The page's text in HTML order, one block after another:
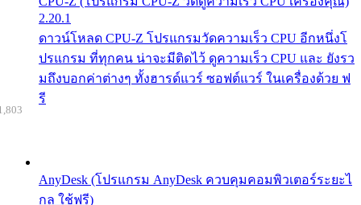
2.20.1
ดาวน์โหลด CPU-Z โปรแกรมวัดความเร็ว CPU อีกหนึ่งโ
ปรแกรม ที่ทุกคน น่าจะมีติดไว้ ดูความเร็ว CPU และ ยังรว
มถึงบอกค่าต่างๆ ทั้งฮารด์แวร์ ซอฟต์แวร์ ในเครื่องด้วย ฟ
รี
AnyDesk (โปรแกรม AnyDesk ควบคุมคอมพิวเตอร์ระยะไ
กล ใช้ฟรี)